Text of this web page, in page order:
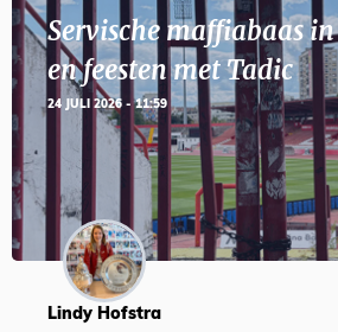
Servische maffiabaas
en feesten met Tadic
24 JULI 2026 - 11:59
Lindy Hofstra